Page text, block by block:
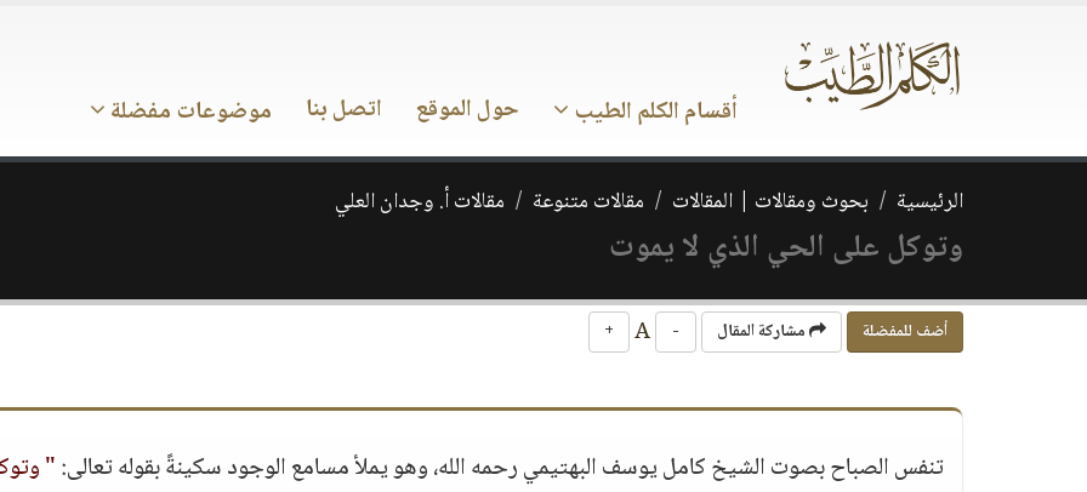
أقسام الكلم الطيب حول الموقع اتصل بنا موضوعات مفضلة
الرئيسية بحوث ومقالات | المقالات مقالات متنوعة مقالات أ. وجدان العلي
وتوكل على الحي الذي لا يموت
أضف للمفضلة مشاركة المقال -
+
تنفس الصباح بصوت الشيخ كامل يوسف البهتيمي رحمه الله، وهو يملأ مسامع الوجود سكينةً بقوله تعالى:"